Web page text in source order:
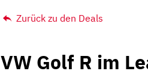
Zurück zu den Deals
VW Golf R im